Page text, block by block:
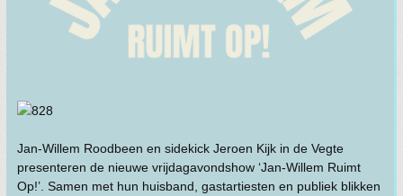
Jan-Willem Roodbeen en sidekick Jeroen Kijk in de Vegte
presenteren de nieuwe vrijdagavondshow ‘Jan-Willem Ruimt
Op!’. Samen met hun huisband, gastartiesten en publiek blikken